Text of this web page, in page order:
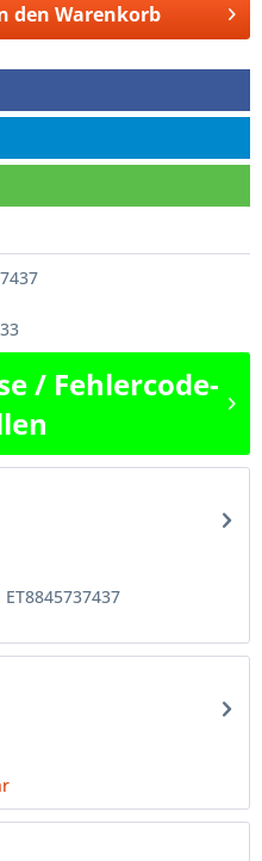
den Warenkorb
/ Fehlercode-